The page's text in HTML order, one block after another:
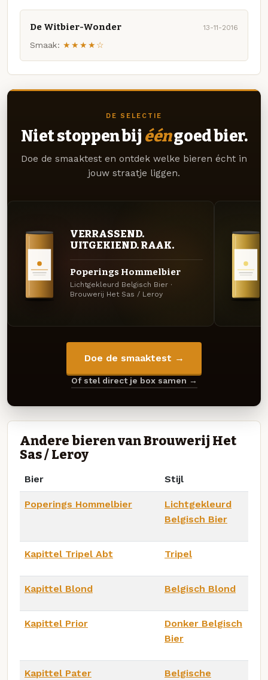
De Witbier-Wonder 13-11-2016
Smaak: ★★★★☆
DE SELECTIE
Niet stoppen bij ééngoed bier.
Doe de smaaktest en ontdek welke bieren écht in
jouw straatje liggen.
VERRASSEND.
UITGEKIEND. RAAK.
Poperings Hommelbier
Lichtgekleurd Belgisch Bier ·
Brouwerij Het Sas / Leroy
Doe de smaaktest →
Of stel direct je box samen →
Andere bieren van Brouwerij Het
Sas / Leroy
Bier Stijl
Poperings Hommelbier
Lichtgekleurd
Belgisch Bier
Kapittel Tripel Abt Tripel
Kapittel Blond Belgisch Blond
Kapittel Prior
Donker Belgisch
Bier
Kapittel Pater
Belgische